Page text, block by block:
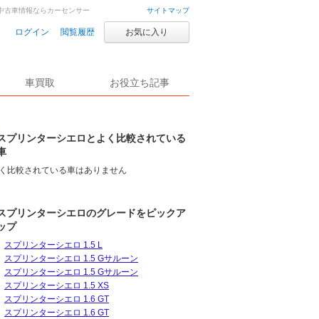
サイトマップ
ログイン 閲覧履歴 お気に入り
車買取 お役立ち記事
古車情報ならカーセンサー
プリンターシエロとよく比較されている
比較されている車はありません
プリンターシエロのグレードをピックア
プ
スプリンターシエロ 1.5 L
スプリンターシエロ 1.5 Gサルーン
スプリンターシエロ 1.5 Gサルーン
スプリンターシエロ 1.5 XS
スプリンターシエロ 1.6 GT
スプリンターシエロ 1.6 GT